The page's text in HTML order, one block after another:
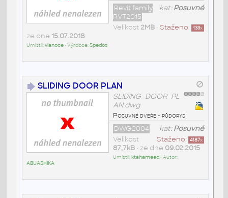
kat:Posuvné
Revit family
RVT2015
Staženo: 133x
Velikost 2MB•
ze dne 15.07.2018
Umístil:vianoce• Výrobce:Spedos
SLIDING DOOR PLAN
SLIDING_DOOR_PL
AN.dwg
Posuvné dveře - půdorys
kat:Posuvné
DWG2004
Staženo: 4187x
Velikost
87,7kB• ze dne 09.02.2015
Umístil: ktahameed • Autor:
ABUASHIKA